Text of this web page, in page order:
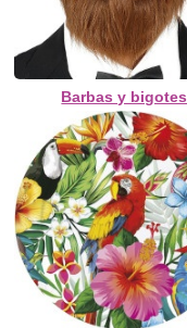
Barbas y bigotes